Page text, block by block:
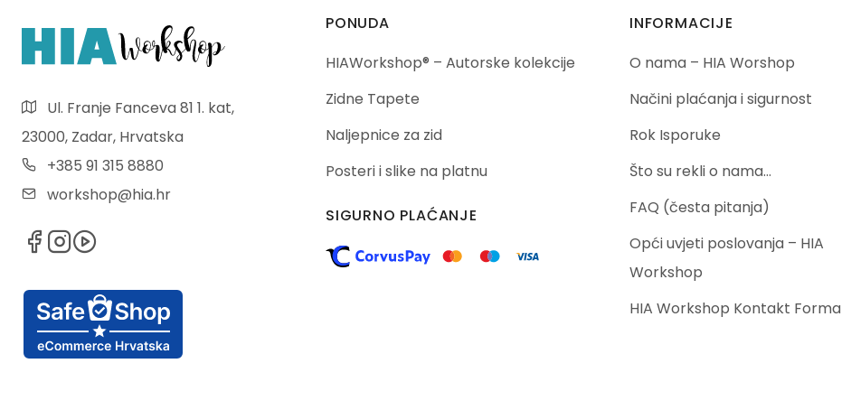
Ul. Franje Fanceva 81 1. kat,
23000, Zadar, Hrvatska
+385 91 315 8880
workshop@hia.hr
PONUDA
HIAWorkshop® – Autorske kolekcije
Zidne Tapete
Naljepnice za zid
Posteri i slike na platnu
SIGURNO PLAĆANJE
INFORMACIJE
O nama – HIA Worshop
Načini plaćanja i sigurnost
Rok Isporuke
Što su rekli o nama…
FAQ (česta pitanja)
Opći uvjeti poslovanja – HIA
Workshop
HIA Workshop Kontakt Forma